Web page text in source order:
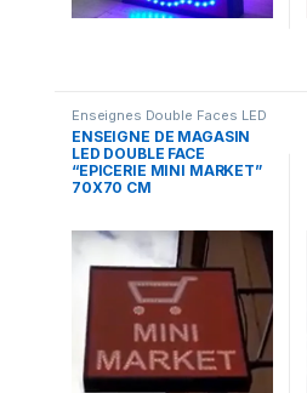
Enseignes Double Faces LED
ENSEIGNE DE MAGASIN
LED DOUBLE FACE
“EPICERIE MINI MARKET”
70X70 CM